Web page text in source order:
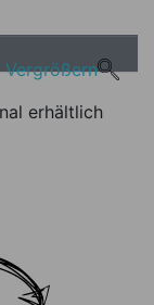
Vergrößern
erhältlich